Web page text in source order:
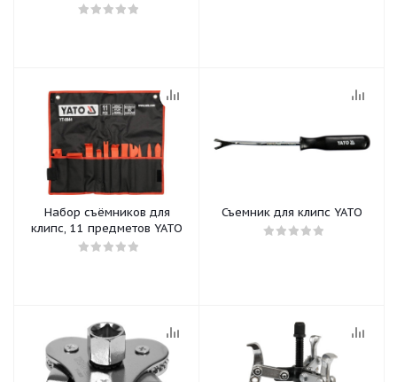
Набор съёмников для
клипс, 11 предметов YATO
Съемник для клипс YATO